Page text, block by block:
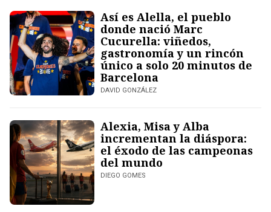
Así es Alella, el pueblo
donde nació Marc
Cucurella: viñedos,
gastronomía y un rincón
único a solo 20 minutos de
Barcelona
DAVID GONZÁLEZ
Alexia, Misa y Alba
incrementan la diáspora:
el éxodo de las campeonas
del mundo
DIEGO GOMES